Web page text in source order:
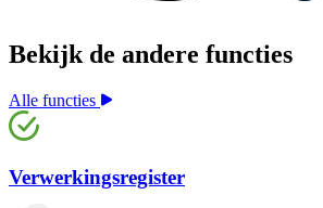
Bekijk de andere functies
Alle functies
Verwerkingsregister